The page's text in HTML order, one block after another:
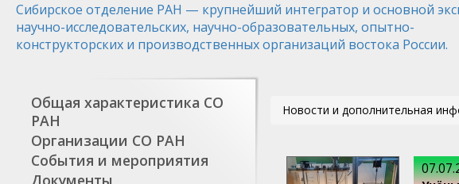
Сибирское отделение РАН — крупнейший интегратор и основной
научно-исследовательских, научно-образовательных, опытно-
конструкторских и производственных организаций востока России.
Общая характеристика СО
РАН
Организации СО РАН
События и мероприятия
Документы
Новости и дополнительная